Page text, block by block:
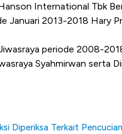
International Tbk
Januari 2013-2018 Hary
periode 2008-
Syahmirwan serta
Diperiksa Terkait